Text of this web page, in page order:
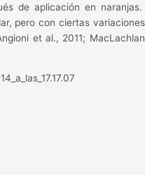
de aplicación en naranjas.
pero con ciertas variaciones
et al., 2011; MacLachlan